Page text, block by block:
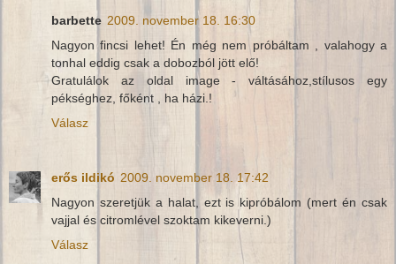
barbette 2009. november 18. 16:30
Nagyon fincsi lehet! Én még nem próbáltam , valahogy a
tonhal eddig csak a dobozból jött elő!
Gratulálok az oldal image - váltásához,stílusos egy
pékséghez, főként , ha házi.!
Válasz
erős ildikó 2009. november 18. 17:42
Nagyon szeretjük a halat, ezt is kipróbálom (mert én csak
vajjal és citromlével szoktam kikeverni.)
Válasz